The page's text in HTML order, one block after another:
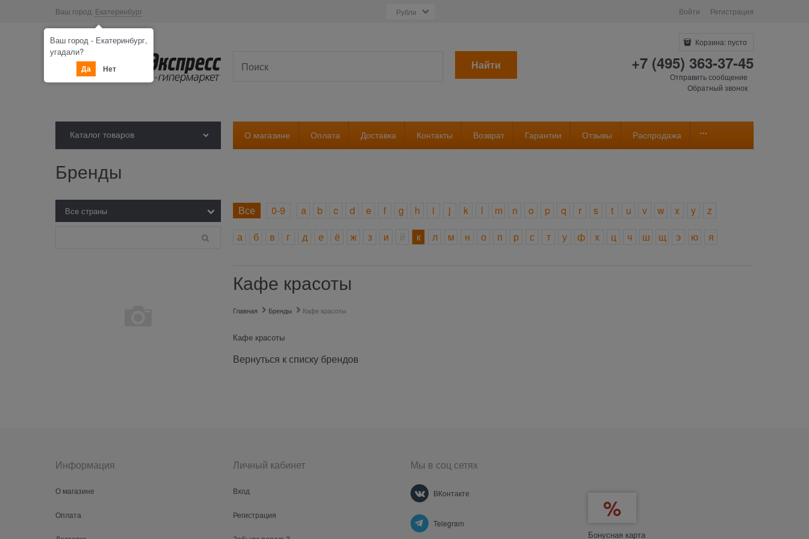
Ваш город: Екатеринбург Войти Регистрация
Найти
Корзина: пусто
+7 (495) 363-37-45
Отправить сообщение
Обратный звонок
Каталог товаров О магазине Оплата Доставка Контакты Возврат Гарантии Отзывы Распродажа
Бренды
Все 0-9 a b c d e f g h i j k l m n o p q r s t u v w x y
z
а
б в г д е ё ж з и к л м н о п р с т у ф х ц ч ш щ э ю я
Кафе красоты
Главная Бренды Кафе красоты
Кафе красоты
Вернуться к списку брендов
Информация
О магазине
Оплата
Личный кабинет
Вход
Регистрация
Мы в соц сетях
ВКонтакте
Telegram
Бонусная карта
Ваш город - Екатеринбург,
угадали?
Да Нет